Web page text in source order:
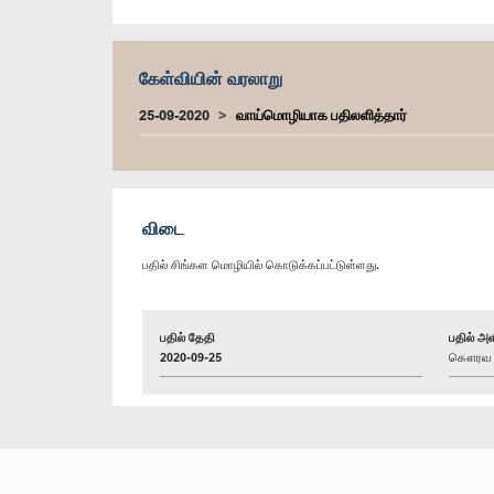
கேள்வியின் வரலாறு
25-09-2020 வாய்மொழியாக பதிலளித்தார்
விடை
பதில் சிங்கள மொழியில் கொடுக்கப்பட்டுள்ளது.
பதில் தேதி
2020-09-25
பதில்
கௌரவ